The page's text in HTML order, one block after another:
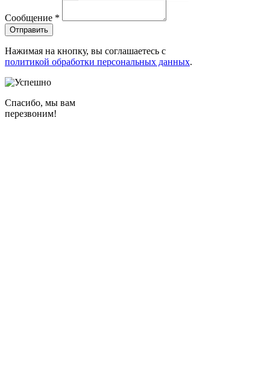
Сообщение *
Нажимая на кнопку, вы соглашаетесь с
политикой обработки персональных данных.
Спасибо, мы вам
перезвоним!